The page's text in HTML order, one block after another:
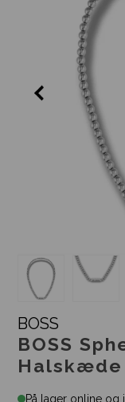
BOSS
BOSS
På lager online og i